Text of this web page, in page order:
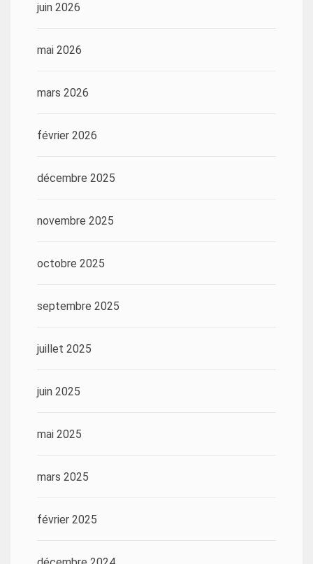
juin 2026
mai 2026
mars 2026
février 2026
décembre 2025
novembre 2025
octobre 2025
septembre 2025
juillet 2025
juin 2025
mai 2025
mars 2025
février 2025